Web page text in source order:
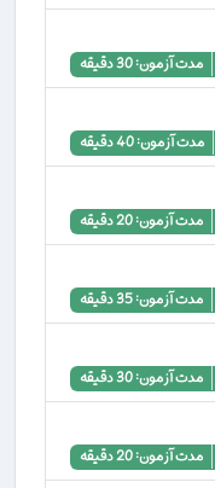
مدت آزمون: 30 دقیقه
مدت آزمون: 40 دقیقه
مدت آزمون: 20 دقیقه
مدت آزمون: 35 دقیقه
مدت آزمون: 30 دقیقه
مدت آزمون: 20 دقیقه